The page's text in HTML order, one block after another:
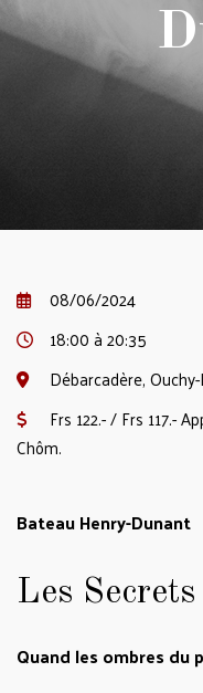
08/06/2024
18:00 à 20:35
Débarcadère,
Frs 122.- / Frs 117.-
Chôm.
Bateau Henry-Dunant
Les
Quand les ombres du